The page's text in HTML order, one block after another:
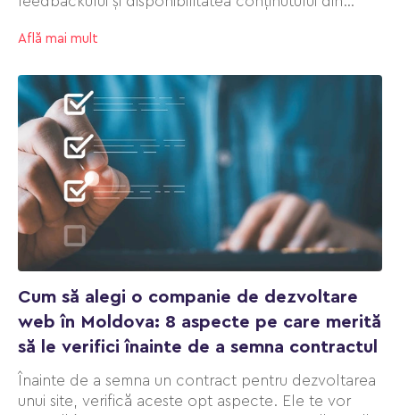
Află mai mult
Cum să alegi o companie de dezvoltare
web în Moldova: 8 aspecte pe care merită
să le verifici înainte de a semna contractul
Înainte de a semna un contract pentru dezvoltarea
unui site, verifică aceste opt aspecte. Ele te vor